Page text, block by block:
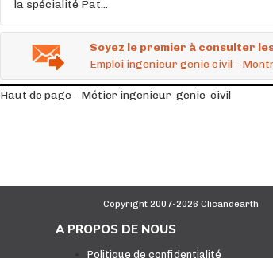
la spécialité Pat...
Soyez le premier à consulter
Emploi ingenieur genie civil -
Haut de page - Métier ingenieur-genie-civil
Copyright 2007-2026 Clicandearth
A PROPOS DE NOUS
Politique de confidentialité